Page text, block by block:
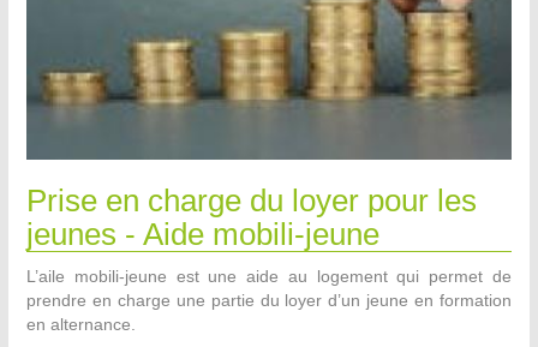
Prise en charge du loyer pour les
jeunes - Aide mobili-jeune
L’aile mobili-jeune est une aide au logement qui permet de
prendre en charge une partie du loyer d’un jeune en formation
en alternance.